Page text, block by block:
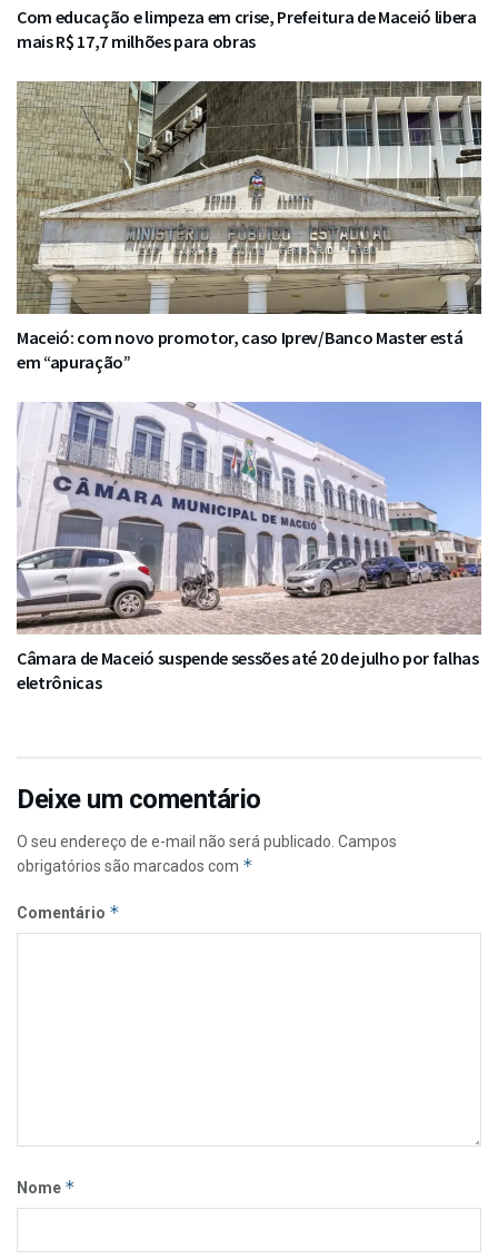
Com educação e limpeza em crise, Prefeitura de Maceió libera
mais R$ 17,7 milhões para obras
Maceió: com novo promotor, caso Iprev/Banco Master está
em “apuração”
Câmara de Maceió suspende sessões até 20 de julho por falhas
eletrônicas
Deixe um comentário
O seu endereço de e-mail não será publicado. Campos
obrigatórios são marcados com *
Comentário *
Nome *